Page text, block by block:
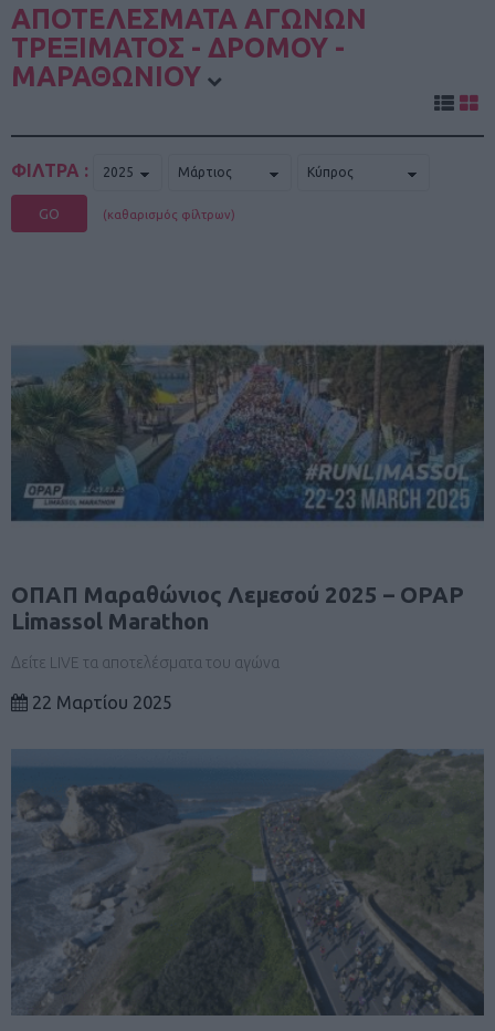
ΑΠΟΤΕΛΕΣΜΑΤΑ ΑΓΩΝΩΝ
ΤΡΕΞΙΜΑΤΟΣ - ΔΡΟΜΟΥ -
ΜΑΡΑΘΩΝΙΟΥ
ΦΙΛΤΡΑ :
GO (καθαρισμός φίλτρων)
ΟΠΑΠ Μαραθώνιος Λεμεσού 2025 – OPAP
Limassol Marathon
Δείτε LIVE τα αποτελέσματα του αγώνα
22 Μαρτίου 2025